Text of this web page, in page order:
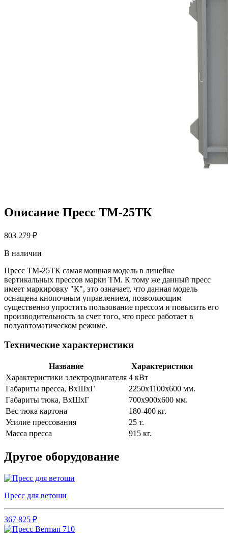
Описание Пресс ТМ-25ТК
803 279 ₽
В наличии
Пресс ТМ-25ТК самая мощная модель в линейке
вертикальных прессов марки ТМ. К тому же данный пресс
имеет маркировку "К", это означает, что данная модель
оснащена кнопочным управлением, позволяющим
существенно упростить пользование прессом и повысить его
производительность за счет того, что пресс работает в
полуавтоматическом режиме.
Технические характеристики
Название
Характеристики
Характеристики электродвигателя 4 кВт
Габариты пресса, ВхШхГ
2250x1100x600 мм.
Габариты тюка, ВхШхГ
700x900x600 мм.
Вес тюка картона
180-400 кг.
Усилие прессования
25 т.
Масса пресса
915 кг.
Другое оборудование
Пресс для ветоши
367 825 ₽